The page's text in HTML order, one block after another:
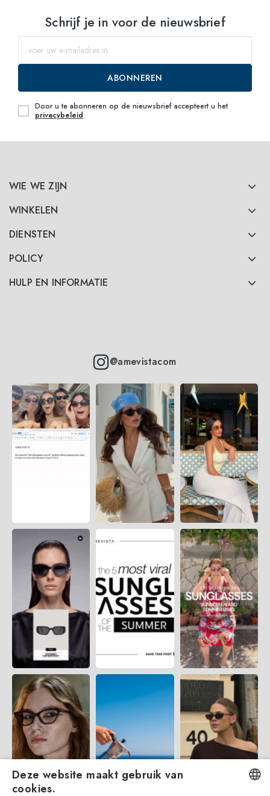
Selecteer maten
Waarschuw mij
Waarschuw mij
WIE WE ZIJN
WINKELEN
DIENSTEN
POLICY
HULP EN INFORMATIE
@amevistacom
Schrijf je in voor de nieuwsbrief
ABONNEREN
Door u te abonneren op de nieuwsbrief accepteert u het
privacybeleid
Deze website maakt gebruik van
cookies.